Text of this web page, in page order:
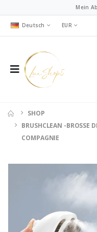
Mein
Deutsch EUR
SHOP
BRUSHCLEAN -BROSSE
COMPAGNIE